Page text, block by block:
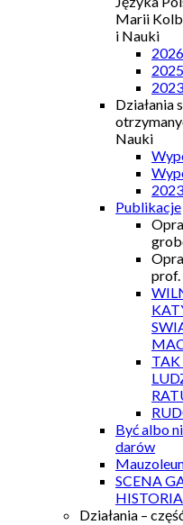
Marii
i Nauki
2026
2025
2023
Działania
Nauki
2023
Publikacje
prof.
TAK
Być albo
darów
SCENA
HISTORIA
Działania –